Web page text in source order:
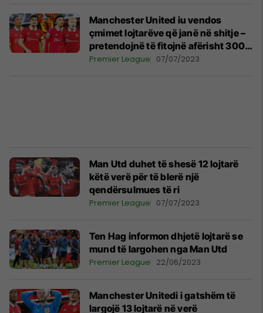
Manchester United iu vendos
çmimet lojtarëve që janë në shitje –
pretendojnë të fitojnë afërisht 300
milionë euro
Premier League 07/07/2023
Man Utd duhet të shesë 12 lojtarë
këtë verë për të blerë një
qendërsulmues të ri
Premier League 07/07/2023
Ten Hag informon dhjetë lojtarë se
mund të largohen nga Man Utd
Premier League 22/06/2023
Manchester Unitedi i gatshëm të
largojë 13 lojtarë në verë